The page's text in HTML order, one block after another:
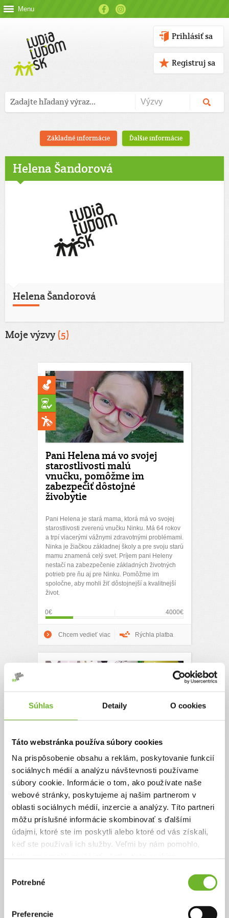
Súhlas Detaily O cookies
Táto webstránka používa súbory cookies
Na prispôsobenie obsahu a reklám, poskytovanie funkcií
sociálnych médií a analýzu návštevnosti používame
súbory cookie. Informácie o tom, ako používate naše
webové stránky, poskytujeme aj našim partnerom v
oblasti sociálnych médií, inzercie a analýzy. Títo partneri
môžu príslušné informácie skombinovať s ďalšími
údajmi, ktoré ste im poskytli alebo ktoré od vás získali,
keď ste používali ich služby. Veľmi by nám pomohlo,
súhlasu
Potrebné
Preferencie
Menu
Prihlásiť sa
Registruj sa
Základné informácie Ďalšie informácie
Helena Šandorová
Helena Šandorová
Moje výzvy(5)
Pani Helena má vo svojej
starostlivosti malú
vnučku, pomôžme im
zabezpečiť dôstojné
živobytie
Pani Helena je stará mama, ktorá má vo svojej
starostlivosti zverenú vnučku Ninku. Má 64 rokov
a trpí viacerými vážnymi zdravotnými problémami.
Ninka je žiačkou základnej školy a pre svoju starú
mamu znamená celý svet. Príjem pani Heleny
nestačí na zabezpečenie základných životných
potrieb pre ňu aj pre Ninku. Pomôžme im
spoločne, aby mohli žiť dôstojnejší a kvalitnejší
život.
0€ 4000€
Chcem vedieť viac Rýchla platba
Pani Helenka sa sama
stará o svoju malú
školopovinnú vnučku.
Pomôžme jej s
výdavkami v domácnosti
Pani Helena je stará mama, ktorá má zverenú
vnučku Ninku do svojej starostlivosti. Pani
Helenka poberá len starobný dôchodok, čo žiaľ
nevystačuje na všetky potrebné pre život dôležité
veci. Jej zdravotný stav však nedovoľuje, aby sa